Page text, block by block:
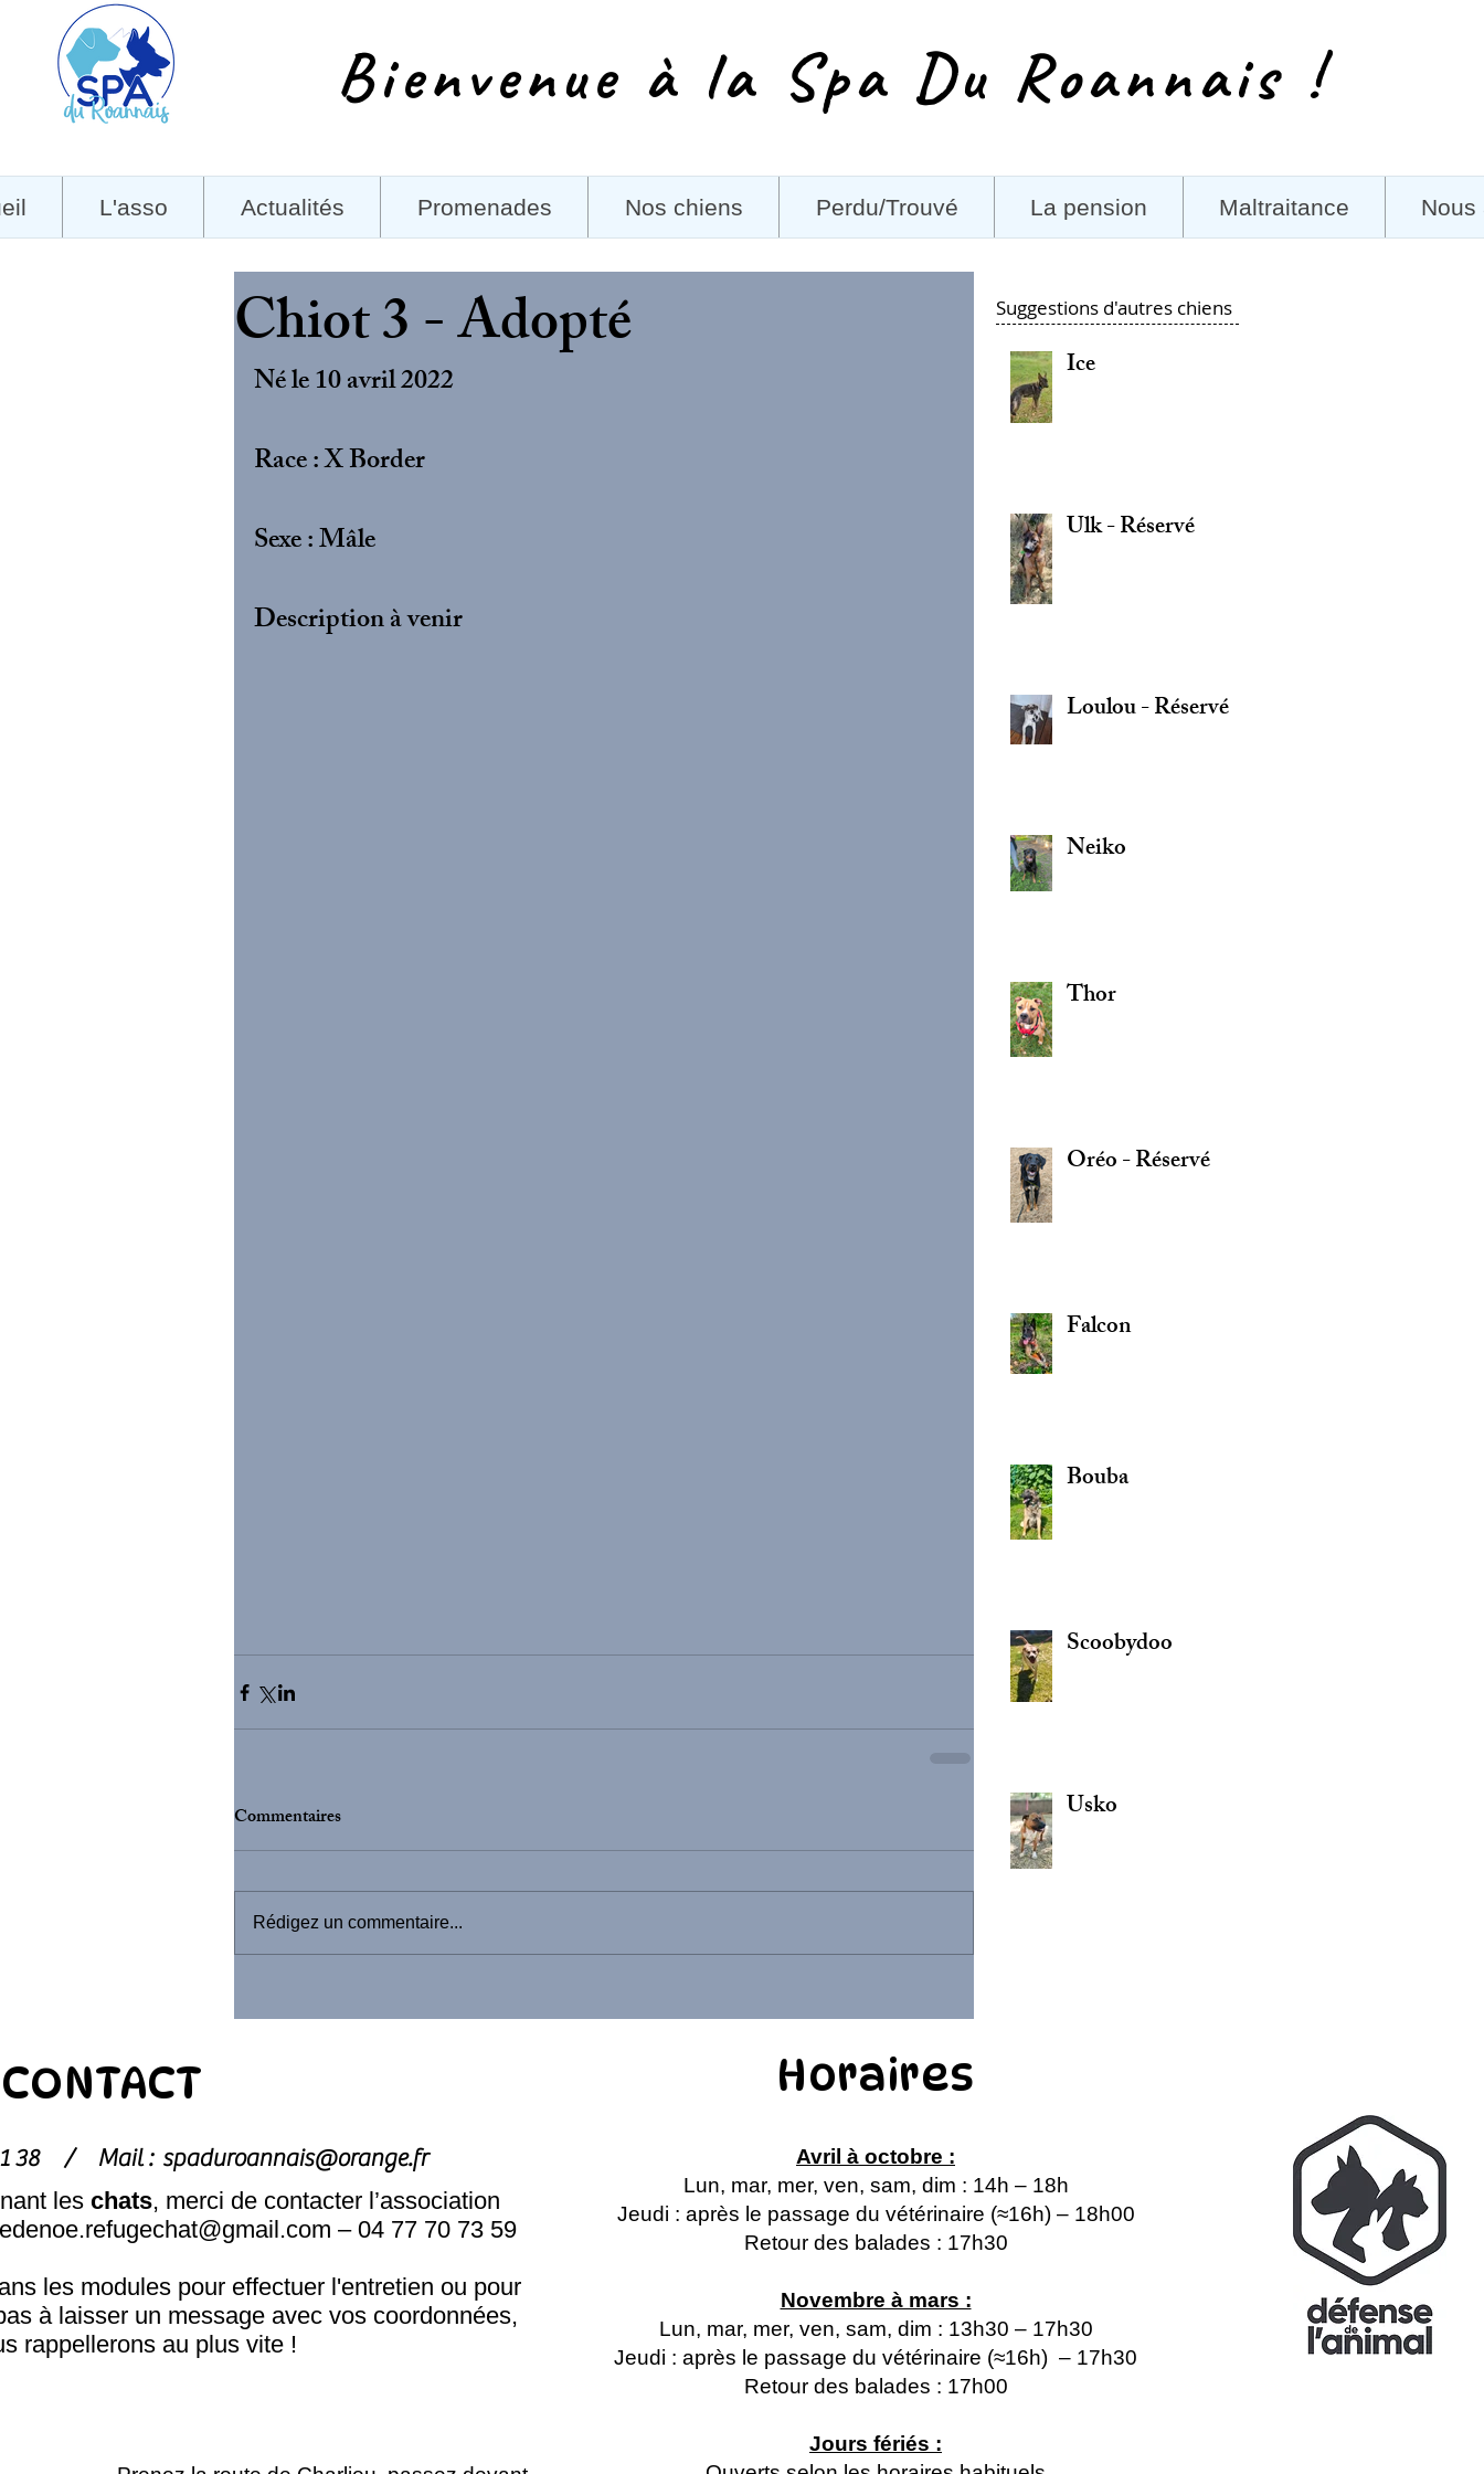
Bienvenue à la Spa Du Roannais !
L'asso Actualités Promenades Nos chiens Perdu/Trouvé La pension Maltraitance Nous
Chiot 3 - Adopté
Né le 10 avril 2022
Race : X Border
Sexe : Mâle
Description à venir
Commentaires
Rédigez un commentaire...
Suggestions d'autres chiens
Ice
Ulk - Réservé
Loulou - Réservé
Neiko
Thor
Oréo - Réservé
Falcon
Bouba
Scoobydoo
Usko
CONTACT
81 38 / Mail : spaduroannais@orange.fr
les chats, merci de contacter l’association
– 04 77 70 73 59
les modules pour effectuer l'entretien ou pour
à laisser un message avec vos coordonnées,
rappellerons au plus vite !
Horaires
Avril à octobre :
Lun, mar, mer, ven, sam, dim : 14h – 18h
Jeudi : après le passage du vétérinaire (≈16h) – 18h00
Retour des balades : 17h30
Novembre à mars :
Lun, mar, mer, ven, sam, dim : 13h30 – 17h30
Jeudi : après le passage du vétérinaire (≈16h) – 17h30
Retour des balades : 17h00
Jours fériés :